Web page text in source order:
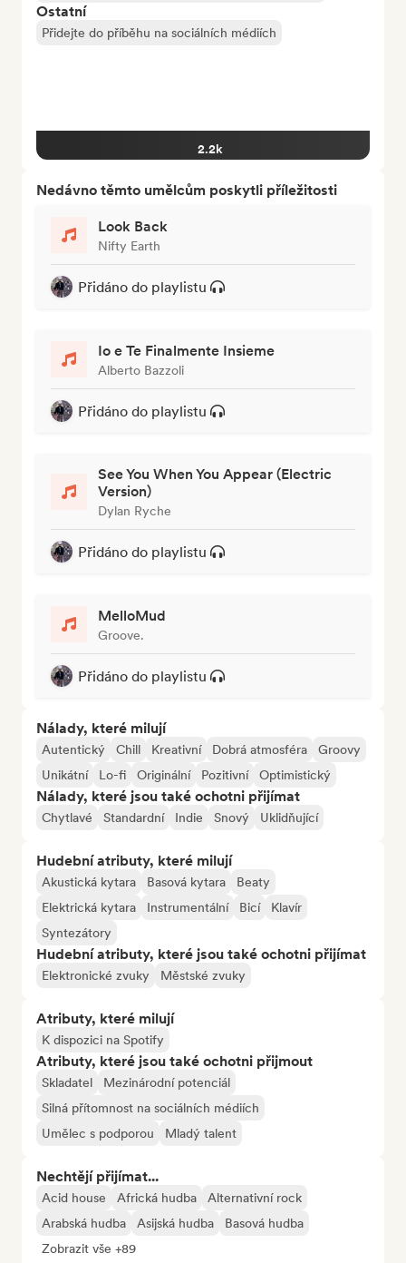
Ostatní
Přidejte do příběhu na sociálních médiích
2.2k
Nedávno těmto umělcům poskytli příležitosti
Look Back
Nifty Earth
Přidáno do playlistu
Io e Te Finalmente Insieme
Alberto Bazzoli
Přidáno do playlistu
See You When You Appear (Electric
Version)
Dylan Ryche
Přidáno do playlistu
MelloMud
Groove.
Přidáno do playlistu
Nálady, které milují
Autentický Chill Kreativní Dobrá atmosféra
Groovy
Unikátní
Lo-fi Originální Pozitivní Optimistický
Nálady, které jsou také ochotni přijímat
Chytlavé Standardní Indie Snový Uklidňující
Hudební atributy, které milují
Akustická kytara Basová kytara
Beaty
Elektrická kytara
Instrumentální Bicí
Klavír
Syntezátory
Hudební atributy, které jsou také ochotni přijímat
Elektronické zvuky Městské zvuky
Atributy, které milují
K dispozici na Spotify
Atributy, které jsou také ochotni přijmout
Skladatel
Mezinárodní potenciál
Silná přítomnost na sociálních médiích
Umělec s podporou
Mladý talent
Nechtějí přijímat...
Acid house Africká hudba
Alternativní rock
Arabská hudba
Asijská hudba
Basová hudba
Zobrazit vše +89